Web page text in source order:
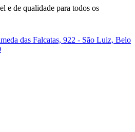
e de qualidade para todos os
das Falcatas, 922 - São Luiz, Belo